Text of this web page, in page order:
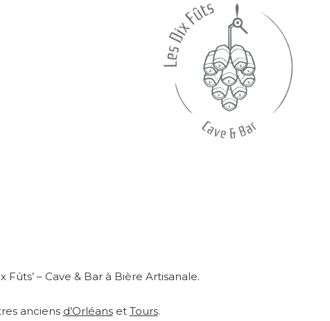
– Cave & Bar à Bière Artisanale.
anciens d’Orléanset Tours.